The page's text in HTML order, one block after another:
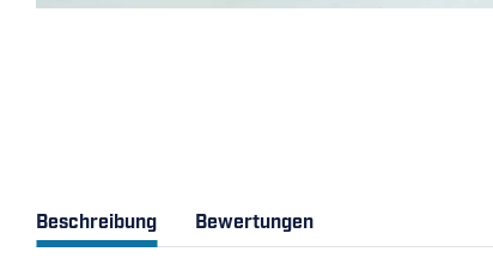
Beschreibung Bewertungen